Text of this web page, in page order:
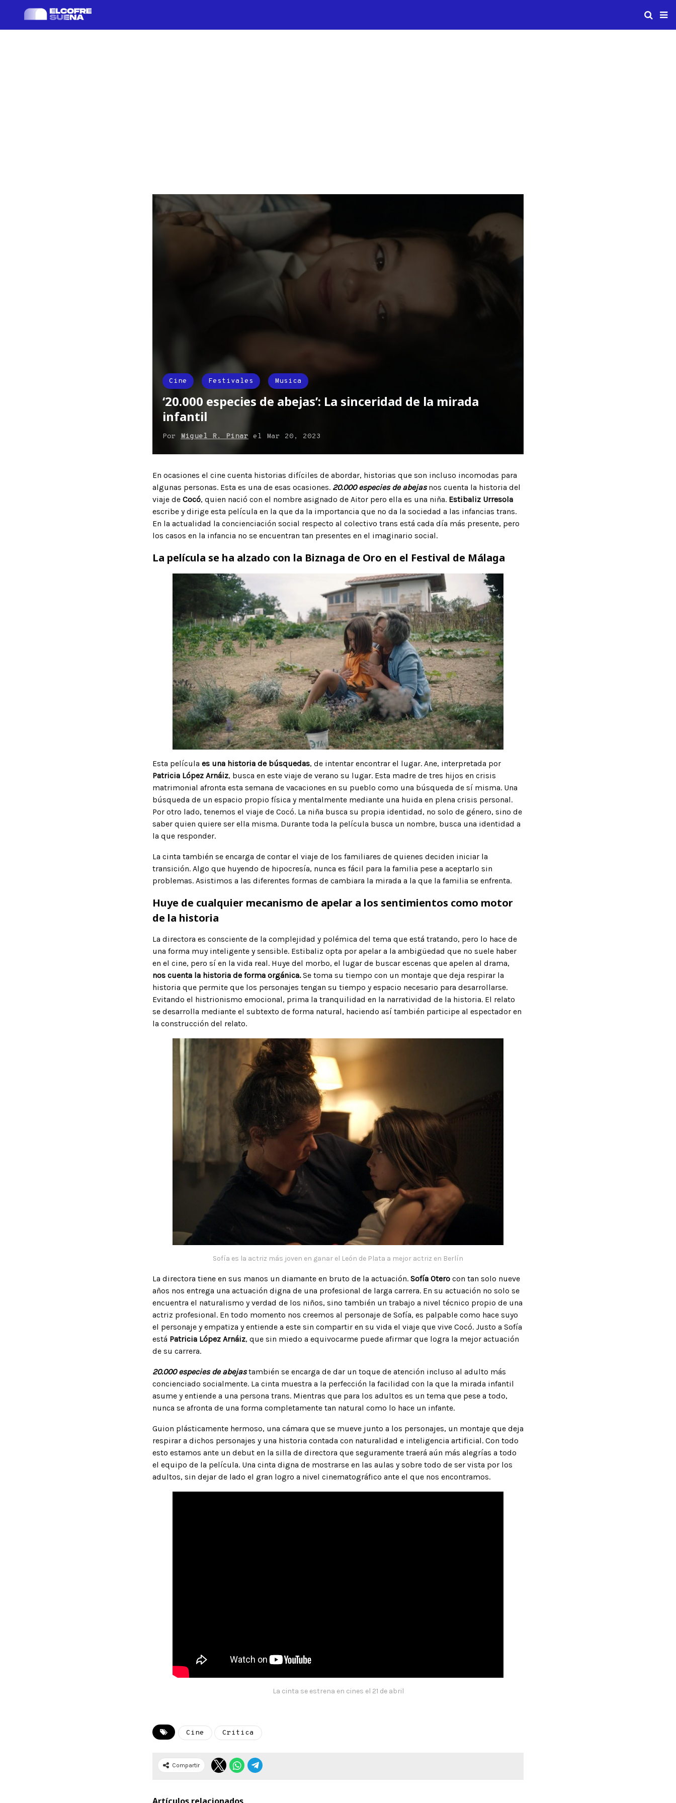
Cine Festivales Musica
‘20.000 especies de abejas’: La sinceridad de la mirada
infantil
Por Miguel R. Pinar el Mar 20, 2023
En ocasiones el cine cuenta historias difíciles de abordar, historias que son incluso incomodas para
algunas personas. Esta es una de esas ocasiones. 20.000 especies de abejasnos cuenta la historia del
viaje de Cocó, quien nació con el nombre asignado de Aitor pero ella es una niña. Estibaliz Urresola
escribe y dirige esta película en la que da la importancia que no da la sociedad a las infancias trans.
En la actualidad la concienciación social respecto al colectivo trans está cada día más presente, pero
los casos en la infancia no se encuentran tan presentes en el imaginario social.
La película se ha alzado con la Biznaga de Oro en el Festival de Málaga
Esta película es una historia de búsquedas, de intentar encontrar el lugar. Ane, interpretada por
Patricia López Arnáiz, busca en este viaje de verano su lugar. Esta madre de tres hijos en crisis
matrimonial afronta esta semana de vacaciones en su pueblo como una búsqueda de sí misma. Una
búsqueda de un espacio propio física y mentalmente mediante una huida en plena crisis personal.
Por otro lado, tenemos el viaje de Cocó. La niña busca su propia identidad, no solo de género, sino de
saber quien quiere ser ella misma. Durante toda la película busca un nombre, busca una identidad a
la que responder.
La cinta también se encarga de contar el viaje de los familiares de quienes deciden iniciar la
transición. Algo que huyendo de hipocresía, nunca es fácil para la familia pese a aceptarlo sin
problemas. Asistimos a las diferentes formas de cambiara la mirada a la que la familia se enfrenta.
Huye de cualquier mecanismo de apelar a los sentimientos como motor
de la historia
La directora es consciente de la complejidad y polémica del tema que está tratando, pero lo hace de
una forma muy inteligente y sensible. Estibaliz opta por apelar a la ambigüedad que no suele haber
en el cine, pero sí en la vida real. Huye del morbo, el lugar de buscar escenas que apelen al drama,
nos cuenta la historia de forma orgánica.Se toma su tiempo con un montaje que deja respirar la
historia que permite que los personajes tengan su tiempo y espacio necesario para desarrollarse.
Evitando el histrionismo emocional, prima la tranquilidad en la narratividad de la historia. El relato
se desarrolla mediante el subtexto de forma natural, haciendo así también participe al espectador en
la construcción del relato.
Sofía es la actriz más joven en ganar el León de Plata a mejor actriz en Berlín
La directora tiene en sus manos un diamante en bruto de la actuación. Sofía Otero con tan solo nueve
años nos entrega una actuación digna de una profesional de larga carrera. En su actuación no solo se
encuentra el naturalismo y verdad de los niños, sino también un trabajo a nivel técnico propio de una
actriz profesional. En todo momento nos creemos al personaje de Sofía, es palpable como hace suyo
el personaje y empatiza y entiende a este sin compartir en su vida el viaje que vive Cocó. Justo a Sofía
está Patricia López Arnáiz, que sin miedo a equivocarme puede afirmar que logra la mejor actuación
de su carrera.
20.000 especies de abejastambién se encarga de dar un toque de atención incluso al adulto más
concienciado socialmente. La cinta muestra a la perfección la facilidad con la que la mirada infantil
asume y entiende a una persona trans. Mientras que para los adultos es un tema que pese a todo,
nunca se afronta de una forma completamente tan natural como lo hace un infante.
Guion plásticamente hermoso, una cámara que se mueve junto a los personajes, un montaje que deja
respirar a dichos personajes y una historia contada con naturalidad e inteligencia artificial. Con todo
esto estamos ante un debut en la silla de directora que seguramente traerá aún más alegrías a todo
el equipo de la película. Una cinta digna de mostrarse en las aulas y sobre todo de ser vista por los
adultos, sin dejar de lado el gran logro a nivel cinematográfico ante el que nos encontramos.
La cinta se estrena en cines el 21 de abril
Cine Critica
Compartir